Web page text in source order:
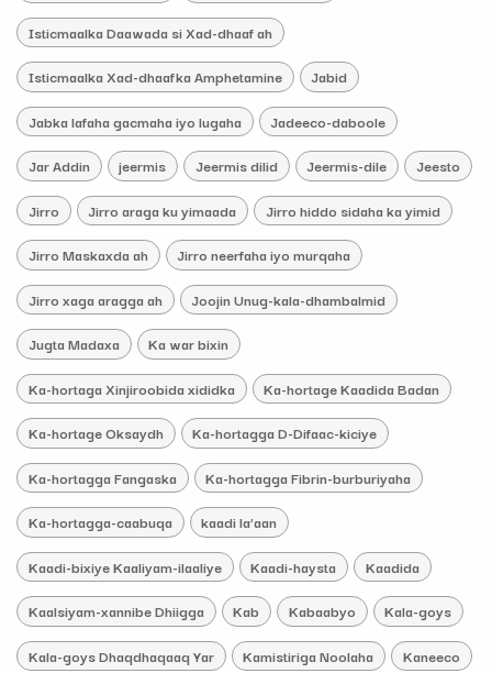
Isticmaalka Daawada si Xad-dhaaf ah
Isticmaalka Xad-dhaafka Amphetamine Jabid
Jabka lafaha gacmaha iyo lugaha Jadeeco-daboole
Jar Addin jeermis Jeermis dilid Jeermis-dile Jeesto
Jirro Jirro araga ku yimaada Jirro hiddo sidaha ka yimid
Jirro Maskaxda ah Jirro neerfaha iyo murqaha
Jirro xaga aragga ah Joojin Unug-kala-dhambalmid
Jugta Madaxa Ka war bixin
Ka-hortaga Xinjiroobida xididka Ka-hortage Kaadida Badan
Ka-hortage Oksaydh Ka-hortagga D-Difaac-kiciye
Ka-hortagga Fangaska Ka-hortagga Fibrin-burburiyaha
Ka-hortagga-caabuqa kaadi la’aan
Kaadi-bixiye Kaaliyam-ilaaliye Kaadi-haysta Kaadida
Kaalsiyam-xannibe Dhiigga Kab Kabaabyo Kala-goys
Kala-goys Dhaqdhaqaaq Yar Kamistiriga Noolaha Kaneeco